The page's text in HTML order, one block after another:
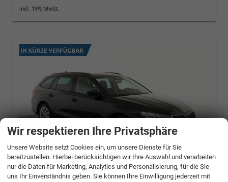
incl. 19% MwSt.
Wir respektieren Ihre Privatsphäre
Unsere Website setzt Cookies ein, um unsere Dienste für Sie
bereitzustellen. Hierbei berücksichtigen wir Ihre Auswahl und verarbeiten
nur die Daten für Marketing, Analytics und Personalisierung, für die Sie
uns Ihr Einverständnis geben. Sie können Ihre Einwilligung jederzeit mit